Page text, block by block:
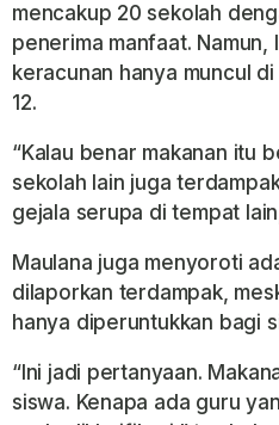
mencakup 20 sekolah
penerima manfaat. Namun,
keracunan hanya muncul
12.
“Kalau benar makanan itu
sekolah lain juga
gejala serupa di tempat
Maulana juga menyoroti
dilaporkan terdampak,
hanya diperuntukkan bagi
“Ini jadi pertanyaan.
siswa. Kenapa ada guru